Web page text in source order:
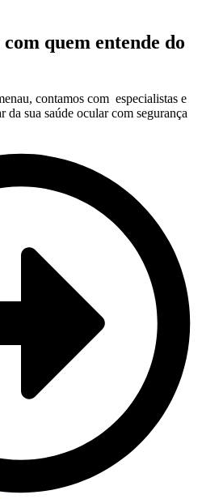
quem entende do
contamos com especialistas e
da sua saúde ocular com segurança